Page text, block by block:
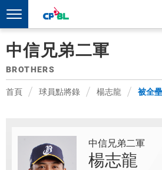
中信兄弟二軍
BROTHERS
首頁 球員點將錄 楊志龍 被全
中信兄弟二軍
楊志龍